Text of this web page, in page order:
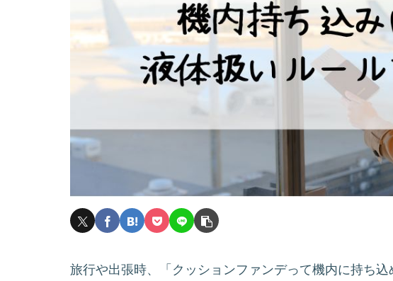
旅行や出張時、「クッションファンデって機内に持ち